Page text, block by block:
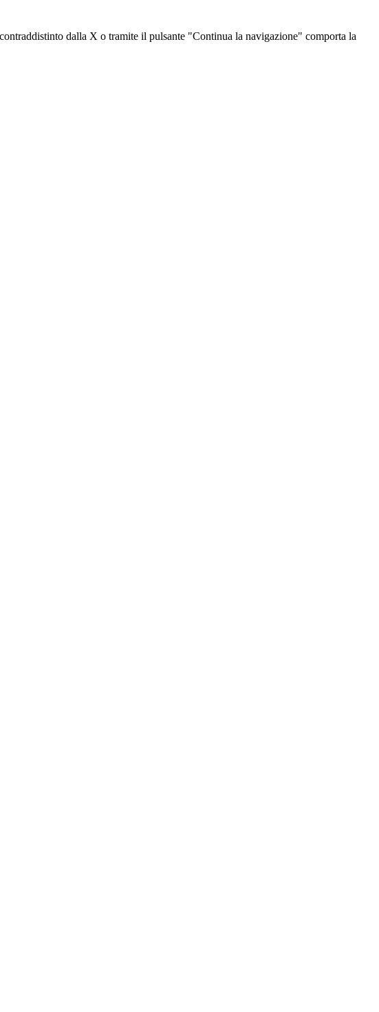
dalla X o tramite il pulsante "Continua la navigazione" comporta la